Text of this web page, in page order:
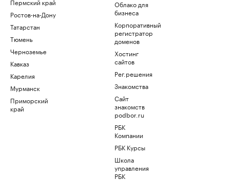
Ростов-на-Дону
Татарстан
Тюмень
Черноземье
Кавказ
Карелия
Мурманск
Приморский
край
Облако для
бизнеса
Корпоративный
регистратор
доменов
Хостинг
сайтов
Рег.решения
Знакомства
Сайт
знакомств
podbor.ru
РБК
Компании
РБК Курсы
Школа
управления
РБК